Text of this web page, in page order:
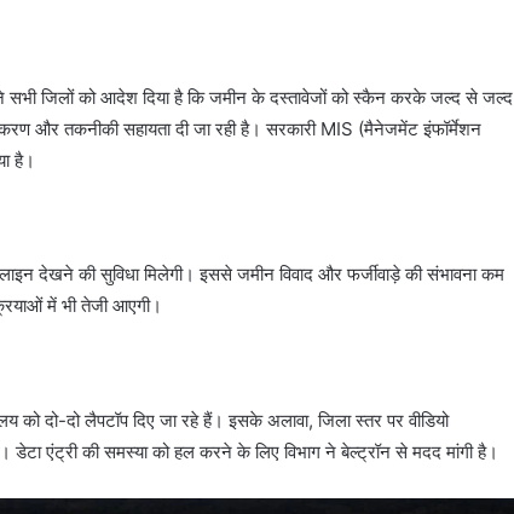
सभी जिलों को आदेश दिया है कि जमीन के दस्तावेजों को स्कैन करके जल्द से जल्द
और तकनीकी सहायता दी जा रही है। सरकारी MIS (मैनेजमेंट इंफॉर्मेशन
है।
देखने की सुविधा मिलेगी। इससे जमीन विवाद और फर्जीवाड़े की संभावना कम
में भी तेजी आएगी।
दो-दो लैपटॉप दिए जा रहे हैं। इसके अलावा, जिला स्तर पर वीडियो
डेटा एंट्री की समस्या को हल करने के लिए विभाग ने बेल्ट्रॉन से मदद मांगी है।